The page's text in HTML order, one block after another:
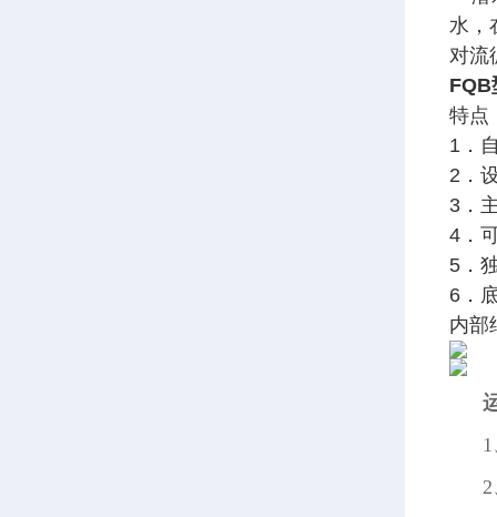
水，
对流
FQB
特点
1．
2．
3．
4．
5．
6．
内部